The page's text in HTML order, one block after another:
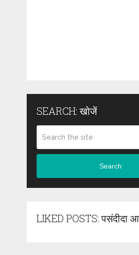
SEARCH: खोजें
Search
LIKED POSTS: पसंदीदा